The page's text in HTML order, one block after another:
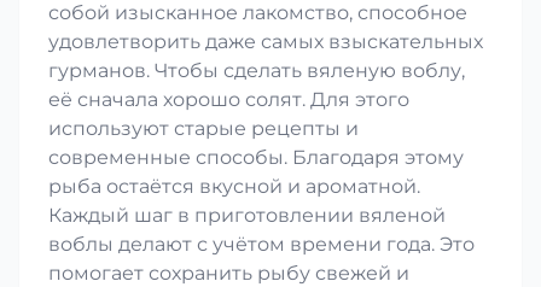
собой изысканное лакомство, способное
удовлетворить даже самых взыскательных
гурманов. Чтобы сделать вяленую воблу,
её сначала хорошо солят. Для этого
используют старые рецепты и
современные способы. Благодаря этому
рыба остаётся вкусной и ароматной.
Каждый шаг в приготовлении вяленой
воблы делают с учётом времени года. Это
помогает сохранить рыбу свежей и